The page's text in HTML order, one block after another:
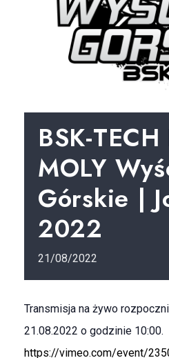
BSK-
MOLY
Górskie |
2022
21/08/2022
Transmisja na żywo
21.08.2022 o godzinie 10:00.
https://vimeo.com/event/